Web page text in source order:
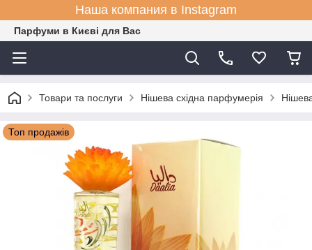
Наша компания в Instagram
Парфуми в Києві для Вас
Товари та послуги Нішева східна парфумерія
Топ продажів